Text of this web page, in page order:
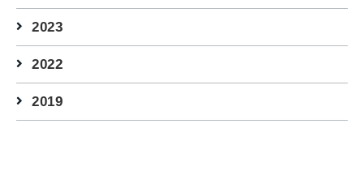
2023
2022
2019